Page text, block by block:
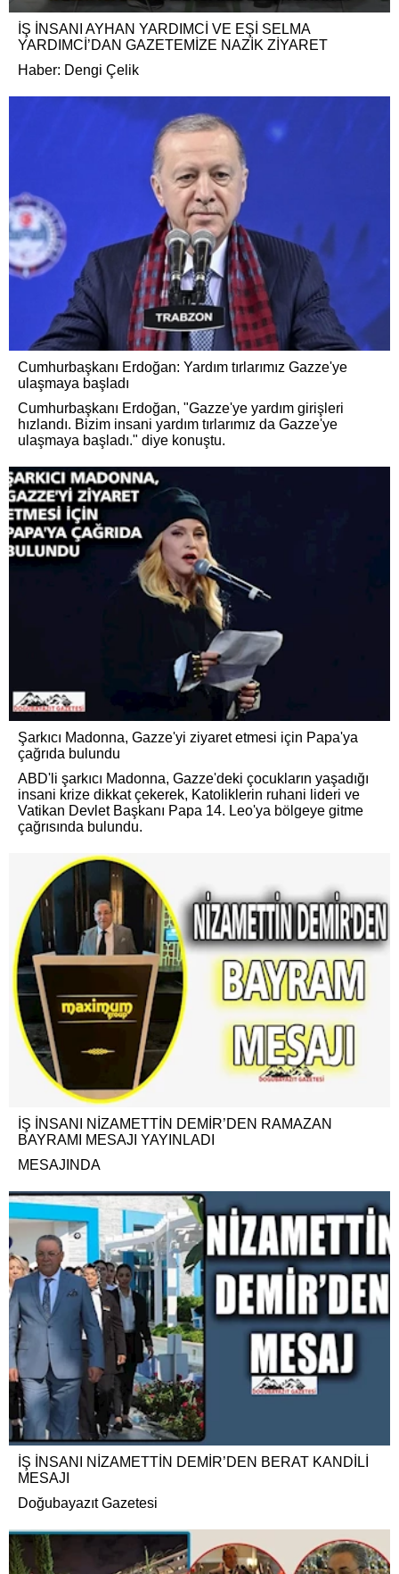
İŞ İNSANI AYHAN YARDIMCİ VE EŞİ SELMA
YARDIMCİ’DAN GAZETEMİZE NAZİK ZİYARET
Haber: Dengi Çelik
Cumhurbaşkanı Erdoğan: Yardım tırlarımız Gazze'ye
ulaşmaya başladı
Cumhurbaşkanı Erdoğan, "Gazze'ye yardım girişleri
hızlandı. Bizim insani yardım tırlarımız da Gazze'ye
ulaşmaya başladı." diye konuştu.
Şarkıcı Madonna, Gazze'yi ziyaret etmesi için Papa'ya
çağrıda bulundu
ABD'li şarkıcı Madonna, Gazze'deki çocukların yaşadığı
insani krize dikkat çekerek, Katoliklerin ruhani lideri ve
Vatikan Devlet Başkanı Papa 14. Leo'ya bölgeye gitme
çağrısında bulundu.
İŞ İNSANI NİZAMETTİN DEMİR’DEN RAMAZAN
BAYRAMI MESAJI YAYINLADI
MESAJINDA
İŞ İNSANI NİZAMETTİN DEMİR’DEN BERAT KANDİLİ
MESAJI
Doğubayazıt Gazetesi